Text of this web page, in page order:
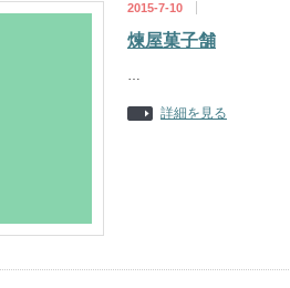
2015-7-10
煉屋菓子舗
…
詳細を見る